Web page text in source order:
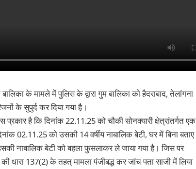
के मामले में पुलिस के द्वारा गुम बालिका को हैदराबाद, तेलांगना
के सुपुर्द कर दिया गया है।
प्रकार है कि दिनांक 22.11.25 को चौकी सोनक्यारी क्षेत्रांतर्गत एक
02.11.25 को उसकी 14 वर्षीय नाबालिक बेटी, घर में बिना बताए
नाबालिक बेटी को बहला फुसलाकर ले जाया गया है। जिस पर
धारा 137(2) के तहत् मामला पंजीबद्ध कर जांच पता साजी में लिया